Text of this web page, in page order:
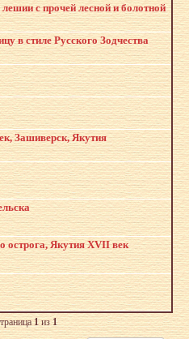
с прочей лесной и болотной
в стиле Русского Зодчества
Зашиверск, Якутия
острога, Якутия XVII век
1из1